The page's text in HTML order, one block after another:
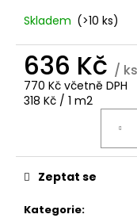
Skladem (>10 ks)
636 Kč / ks
770 Kč včetně DPH
Měrná
318 Kč / 1 m2
Kategorie:
Zeptat se
D
o
p
o
u
j
e
m
e